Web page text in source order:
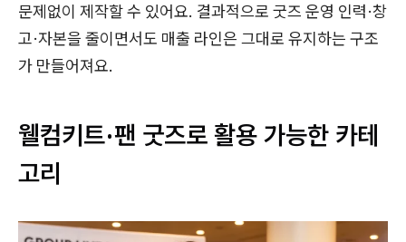
문제없이 제작할 수 있어요. 결과적으로 굿즈 운영 인력·창
고·자본을 줄이면서도 매출 라인은 그대로 유지하는 구조
가 만들어져요.
웰컴키트·팬 굿즈로 활용 가능한 카테
고리